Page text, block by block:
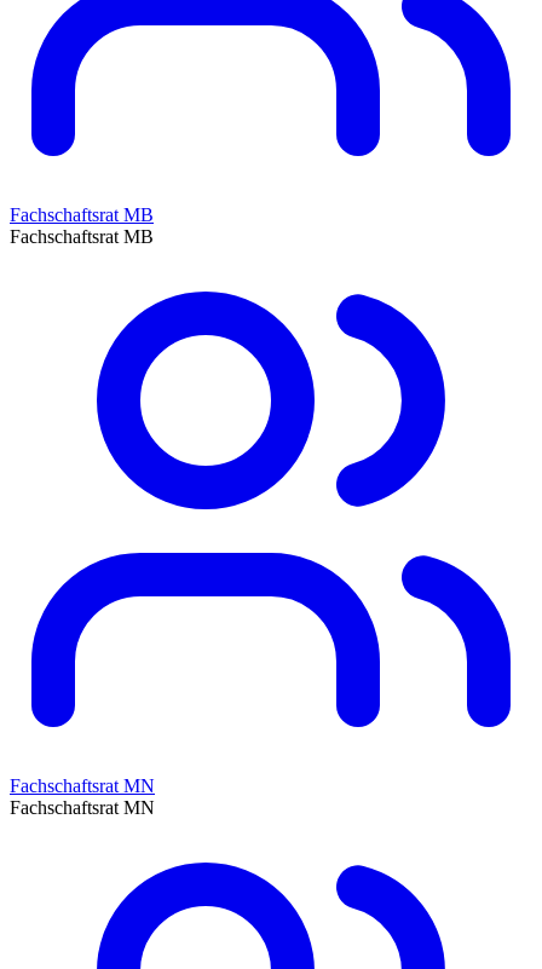
Fachschaftsrat MB
Fachschaftsrat MB
Fachschaftsrat MN
Fachschaftsrat MN